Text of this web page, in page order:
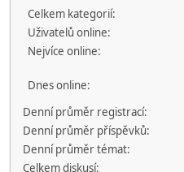
Celkem kategorií:
Uživatelů online:
Nejvíce online:
Dnes online:
Denní průměr registrací:
Denní průměr příspěvků:
Denní průměr témat:
Celkem diskusí: